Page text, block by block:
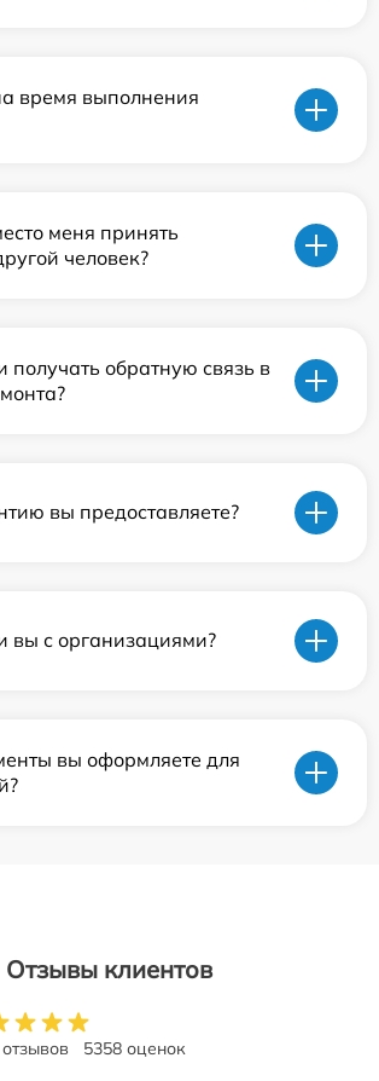
время выполнения
меня принять
человек?
получать обратную связь в
вы предоставляете?
вы с организациями?
вы оформляете для
Отзывы клиентов
5358 оценок